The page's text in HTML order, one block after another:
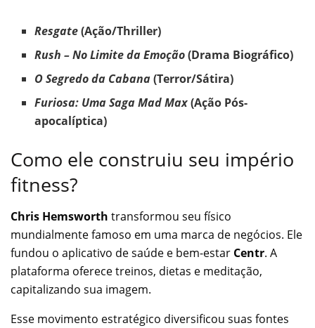
Resgate(Ação/Thriller)
Rush – No Limite da Emoção(Drama Biográfico)
O Segredo da Cabana(Terror/Sátira)
Furiosa: Uma Saga Mad Max(Ação Pós-
apocalíptica)
Como ele construiu seu império
fitness?
Chris Hemsworth transformou seu físico
mundialmente famoso em uma marca de negócios. Ele
fundou o aplicativo de saúde e bem-estar Centr. A
plataforma oferece treinos, dietas e meditação,
capitalizando sua imagem.
Esse movimento estratégico diversificou suas fontes